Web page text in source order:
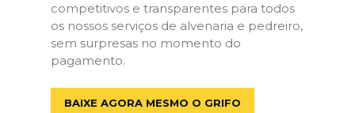
competitivos e transparentes para todos
os nossos serviços de alvenaria e pedreiro,
sem surpresas no momento do
pagamento.
BAIXE AGORA MESMO O GRIFO